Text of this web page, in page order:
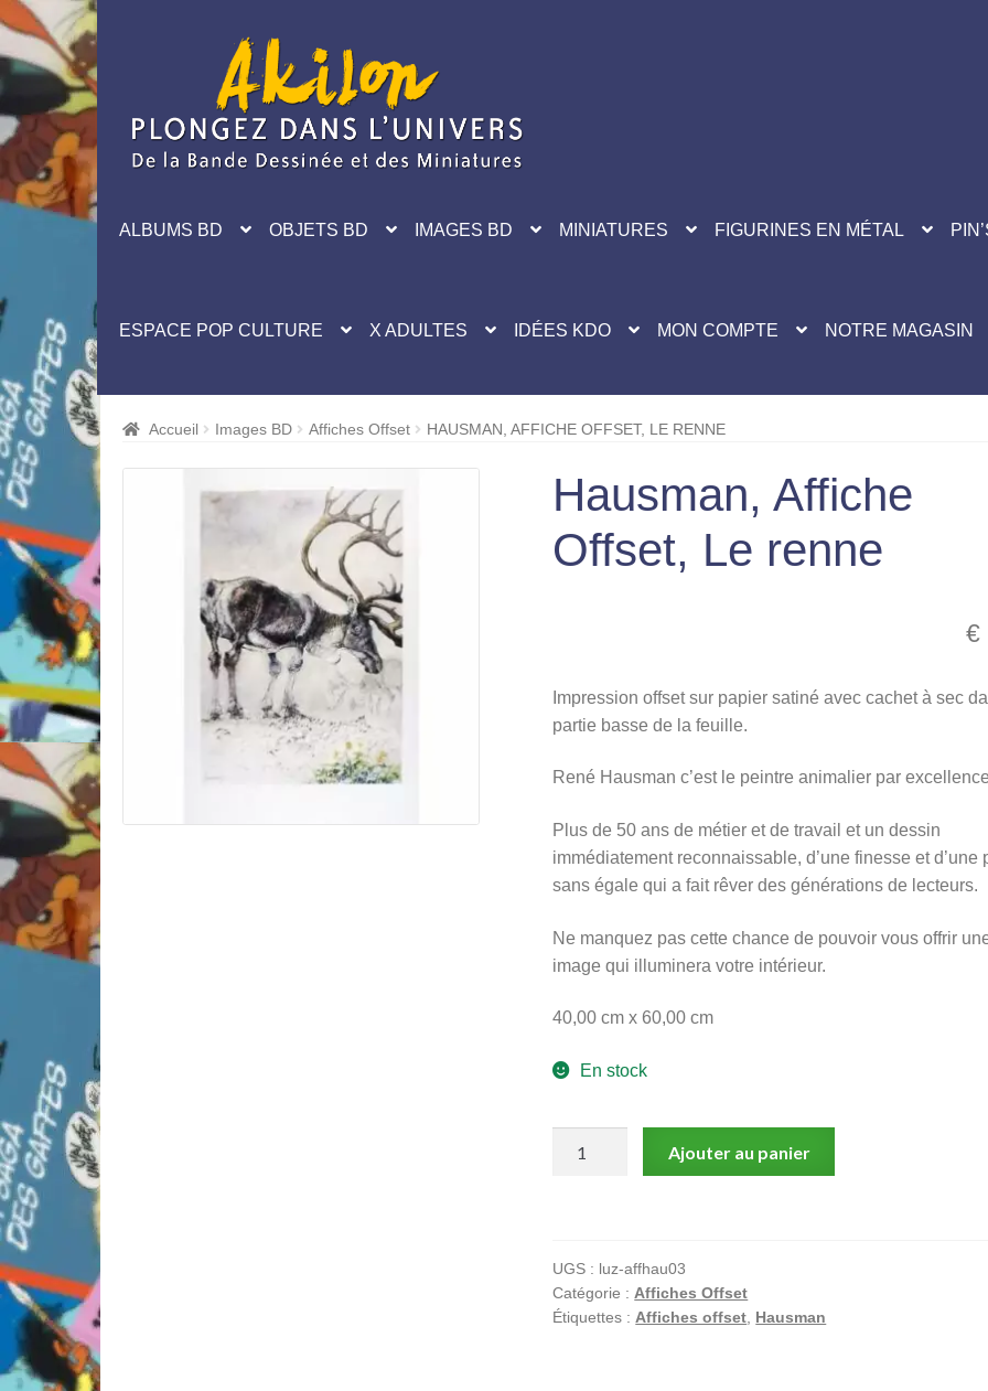
navigation
ALBUMS BD OBJETS BD IMAGES BD MINIATURES FIGURINES EN MÉTAL
ESPACE POP CULTURE X ADULTES IDÉES KDO MON COMPTE NOTRE MAGASIN
Accueil Images BD Affiches Offset HAUSMAN, AFFICHE OFFSET, LE RENNE
Hausman, Affiche
Offset, Le renne
€
Impression offset sur papier satiné avec cachet à sec
partie basse de la feuille.
René Hausman c’est le peintre animalier par
Plus de 50 ans de métier et de travail et un dessin
immédiatement reconnaissable, d’une finesse et d’une
sans égale qui a fait rêver des générations de lecteurs.
Ne manquez pas cette chance de pouvoir vous offrir
image qui illuminera votre intérieur.
40,00 cm x 60,00 cm
En stock
Le
renne
Ajouter au panier
UGS : luz-affhau03
Catégorie :Affiches Offset
Étiquettes :Affiches offset, Hausman